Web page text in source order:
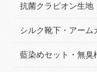
抗菌クラビオン生地
シルク靴下・アーム
藍染めセット・無臭